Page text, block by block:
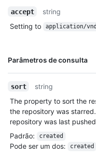
accept
string
Setting to
application/
Parâmetros de consulta
Nome,
sort
string
The property to sort the
the repository was starred.
repository was last
Padrão: created
Pode ser um dos: created